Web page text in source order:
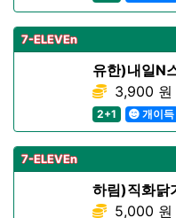
7-ELEVEn
유한)내일N
3,900 원
2+1
개이득
7-ELEVEn
하림)직화닭
5,000 원